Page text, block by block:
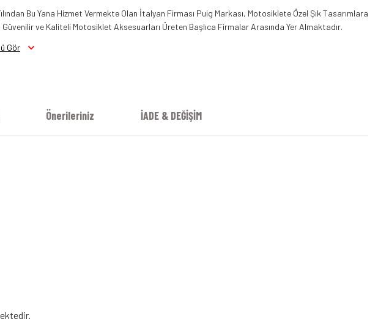
Bu Yana Hizmet Vermekte Olan İtalyan Firması Puig Markası, Motosiklete Özel Şık Tasarımlara
Güvenilir ve Kaliteli Motosiklet Aksesuarları Üreten Başlıca Firmalar Arasında Yer Almaktadır.
Gör
Önerileriniz İADE & DEĞİŞİM